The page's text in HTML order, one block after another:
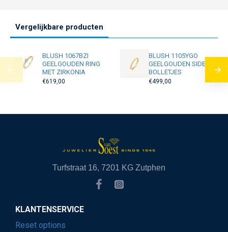
Vergelijkbare producten
BLUSH 1067BZI
GEELGOUDEN RING
MET ZIRKONIA
€619,00
BLUSH 1105YGO
GEELGOUDEN SIDER
BOLLETJES
€499,00
Turfstraat 16, 7201 KG Zutphen
KLANTENSERVICE
Reset options